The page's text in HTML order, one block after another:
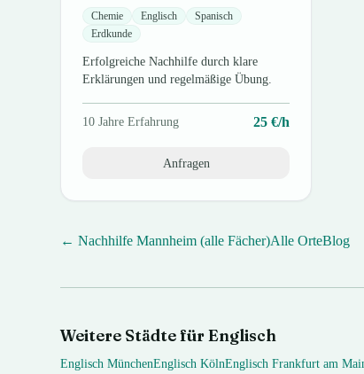
Chemie Englisch
Spanisch
Erdkunde
Erfolgreiche Nachhilfe durch klare
Erklärungen und regelmäßige Übung.
10 Jahre Erfahrung 25 €/h
Anfragen
← Nachhilfe Mannheim (alle Fächer)Alle OrteBlog
Weitere Städte fürEnglisch
Englisch MünchenEnglisch KölnEnglisch Frankfurt am